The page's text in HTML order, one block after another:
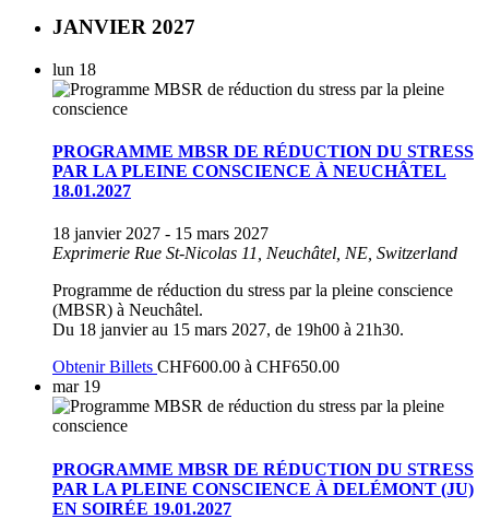
JANVIER 2027
lun 18
PROGRAMME MBSR DE RÉDUCTION DU STRESS
PAR LA PLEINE CONSCIENCE À NEUCHÂTEL
18.01.2027
18 janvier 2027 - 15 mars 2027
Exprimerie Rue St-Nicolas 11, Neuchâtel, NE, Switzerland
Programme de réduction du stress par la pleine conscience
(MBSR) à Neuchâtel.
Du 18 janvier au 15 mars 2027, de 19h00 à 21h30.
Obtenir Billets CHF600.00 à CHF650.00
mar 19
PROGRAMME MBSR DE RÉDUCTION DU STRESS
PAR LA PLEINE CONSCIENCE À DELÉMONT (JU)
EN SOIRÉE 19.01.2027